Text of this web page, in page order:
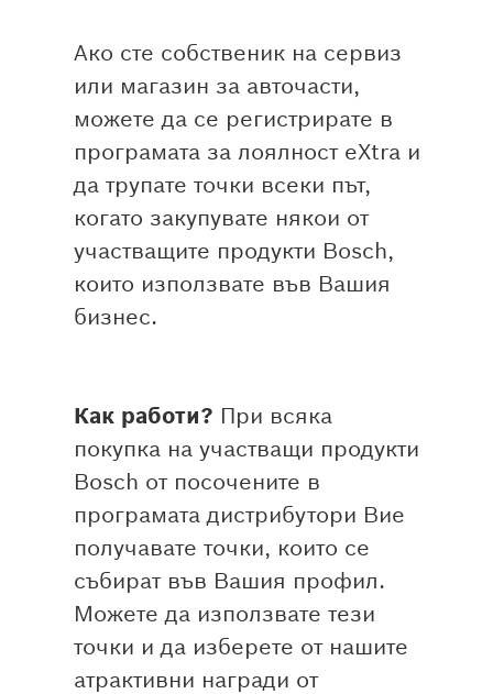
Ако сте собственик на сервиз
или магазин за авточасти,
можете да се регистрирате в
програмата за лоялност eXtra и
да трупате точки всеки път,
когато закупувате някои от
участващите продукти Bosch,
които използвате във Вашия
бизнес.
Как работи? При всяка
покупка на участващи продукти
Bosch от посочените в
програмата дистрибутори Вие
получавате точки, които се
събират във Вашия профил.
Можете да използвате тези
точки и да изберете от нашите
атрактивни награди от